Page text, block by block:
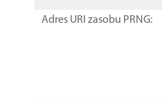
Adres URI zasobu PRNG: